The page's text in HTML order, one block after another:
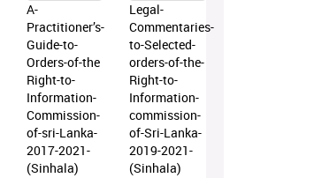
A-
Practitioner’s-
Guide-to-
Orders-of-the
Right-to-
Information-
Commission-
of-sri-Lanka-
2017-2021-
(Sinhala)
Legal-
Commentaries-
to-Selected-
orders-of-the-
Right-to-
Information-
commission-
of-Sri-Lanka-
2019-2021-
(Sinhala)